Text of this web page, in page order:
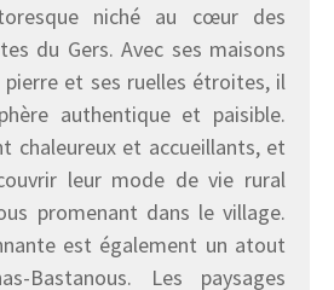
niché au cœur des
du Gers. Avec ses maisons
et ses ruelles étroites, il
authentique et paisible.
chaleureux et accueillants, et
leur mode de vie rural
promenant dans le village.
est également un atout
Bastanous. Les paysages